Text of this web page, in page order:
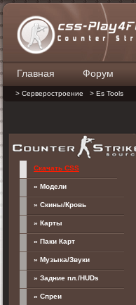
Главная Форум
> Серверостроение > Es Tools
Скачать CSS
» Модели
» Скины/Кровь
» Карты
» Паки Карт
» Музыка/Звуки
» Задние пл./HUDs
» Спреи